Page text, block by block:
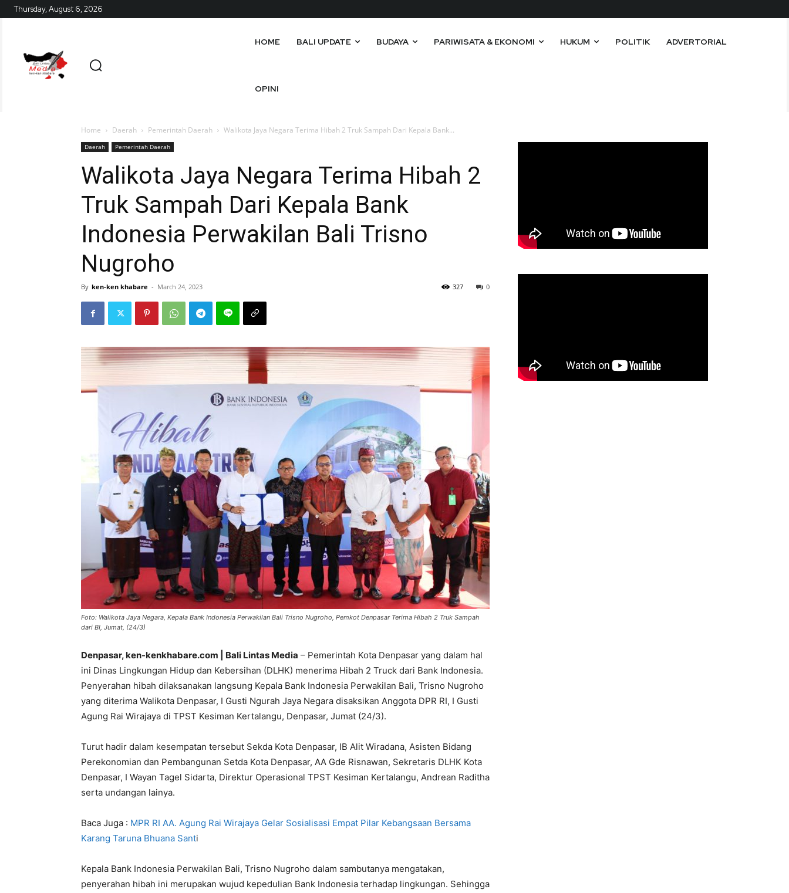
Thursday, August 6, 2026
HOME BALI UPDATE BUDAYA PARIWISATA & EKONOMI HUKUM POLITIK ADVERTORIAL
OPINI
Home Daerah Pemerintah Daerah Walikota Jaya Negara Terima Hibah 2 Truk Sampah Dari Kepala Bank...
Daerah Pemerintah Daerah
Walikota Jaya Negara Terima Hibah 2
Truk Sampah Dari Kepala Bank
Indonesia Perwakilan Bali Trisno
Nugroho
By ken-ken khabare - March 24, 2023 0
327
Foto: Walikota Jaya Negara, Kepala Bank Indonesia Perwakilan Bali Trisno Nugroho, Pemkot Denpasar Terima Hibah 2 Truk Sampah
dari BI, Jumat, (24/3)
Denpasar, ken-kenkhabare.com | Bali Lintas Media – Pemerintah Kota Denpasar yang dalam hal
ini Dinas Lingkungan Hidup dan Kebersihan (DLHK) menerima Hibah 2 Truck dari Bank Indonesia.
Penyerahan hibah dilaksanakan langsung Kepala Bank Indonesia Perwakilan Bali, Trisno Nugroho
yang diterima Walikota Denpasar, I Gusti Ngurah Jaya Negara disaksikan Anggota DPR RI, I Gusti
Agung Rai Wirajaya di TPST Kesiman Kertalangu, Denpasar, Jumat (24/3).
Turut hadir dalam kesempatan tersebut Sekda Kota Denpasar, IB Alit Wiradana, Asisten Bidang
Perekonomian dan Pembangunan Setda Kota Denpasar, AA Gde Risnawan, Sekretaris DLHK Kota
Denpasar, I Wayan Tagel Sidarta, Direktur Operasional TPST Kesiman Kertalangu, Andrean Raditha
serta undangan lainya.
Baca Juga : MPR RI AA. Agung Rai Wirajaya Gelar Sosialisasi Empat Pilar Kebangsaan Bersama
Karang Taruna Bhuana Santi
Kepala Bank Indonesia Perwakilan Bali, Trisno Nugroho dalam sambutanya mengatakan,
penyerahan hibah ini merupakan wujud kepedulian Bank Indonesia terhadap lingkungan. Sehingga